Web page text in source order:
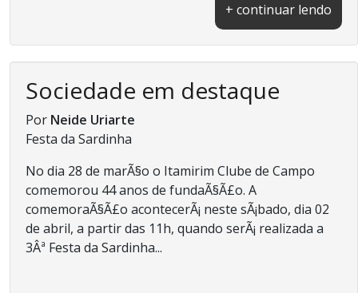
+ continuar lendo
Sociedade em destaque
Por Neide Uriarte
Festa da Sardinha
No dia 28 de marÃ§o o Itamirim Clube de Campo
comemorou 44 anos de fundaÃ§Ã£o. A
comemoraÃ§Ã£o acontecerÃ¡ neste sÃ¡bado, dia 02
de abril, a partir das 11h, quando serÃ¡ realizada a
3Âª Festa da Sardinha...